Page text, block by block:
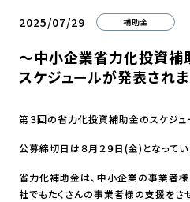
2025/07/29 補助金
～中小企業省力化投資
スケジュールが発表され
第３回の省力化投資補助金のスケジュ
公募締切日は８月２９日(金)となってい
省力化補助金は、中小企業の事業者
社でもたくさんの事業者様の支援をさ